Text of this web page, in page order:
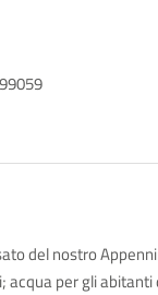
del nostro
per gli